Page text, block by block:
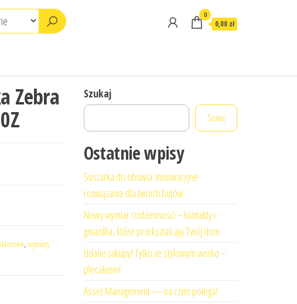
0
0,00 zł
Zebra
, wymiary
Szukaj
Szukaj
Ostatnie wpisy
Suszarka do obuwia: innowacyjne
rozwiązanie dla twoich butów
Nowy wymiar codzienności – kontakty i
gniazdka, które przekształcają Twój dom
Udane zakupy? Tylko ze stylowym worko –
plecakiem!
Asset Management — na czym polega?